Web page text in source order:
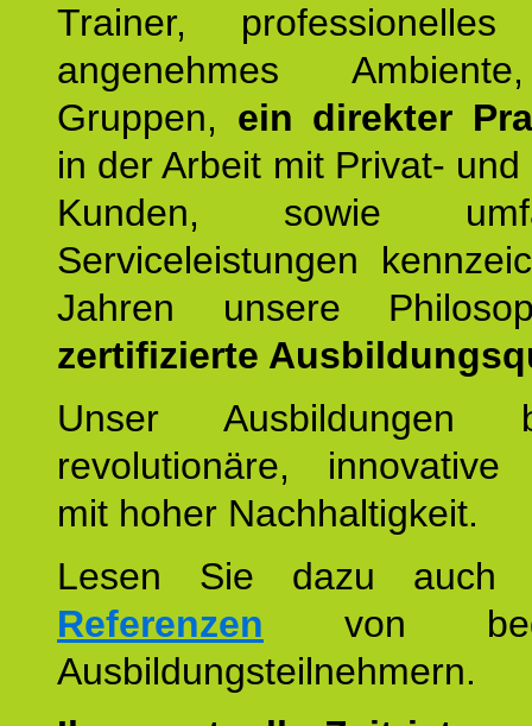
Trainer, professionelles
angenehmes
Gruppen, ein direkter
in der Arbeit mit Privat-
Kunden, sowie
Serviceleistungen
Jahren unsere
zertifizierte
Unser Ausbildungen
revolutionäre, innovative
mit hoher Nachhaltigkeit.
Lesen Sie dazu
Referenzen von
Ausbildungsteilnehmern.